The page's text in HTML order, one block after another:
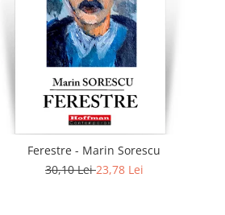
Ferestre - Marin Sorescu
30,10 Lei23,78 Lei